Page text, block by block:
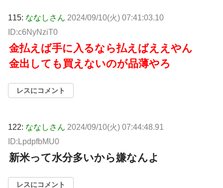
115: ななしさん 2024/09/10(火) 07:41:03.10
ID:c6NyNziT0
金払えば手に入るなら払えばええやん
金出しても買えないのが品薄やろ
レスにコメント
122: ななしさん 2024/09/10(火) 07:44:48.91
ID:LpdpfbMU0
新米って水分多いから嫌なんよ
レスにコメント